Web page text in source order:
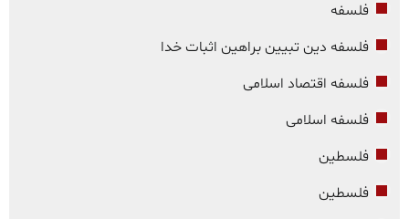
فلسفه
فلسفه دین تبیین براهین اثبات خدا
فلسفه اقتصاد اسلامی
فلسفه اسلامی
فلسطین
فلسطین